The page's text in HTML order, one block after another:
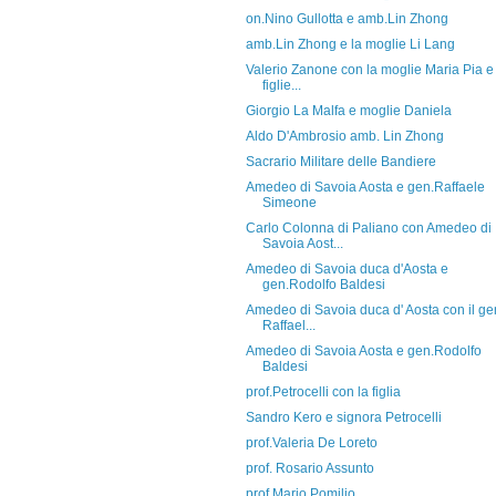
on.Nino Gullotta e amb.Lin Zhong
amb.Lin Zhong e la moglie Li Lang
Valerio Zanone con la moglie Maria Pia e
figlie...
Giorgio La Malfa e moglie Daniela
Aldo D'Ambrosio amb. Lin Zhong
Sacrario Militare delle Bandiere
Amedeo di Savoia Aosta e gen.Raffaele
Simeone
Carlo Colonna di Paliano con Amedeo di
Savoia Aost...
Amedeo di Savoia duca d'Aosta e
gen.Rodolfo Baldesi
Amedeo di Savoia duca d' Aosta con il
Raffael...
Amedeo di Savoia Aosta e gen.Rodolfo
Baldesi
prof.Petrocelli con la figlia
Sandro Kero e signora Petrocelli
prof.Valeria De Loreto
prof. Rosario Assunto